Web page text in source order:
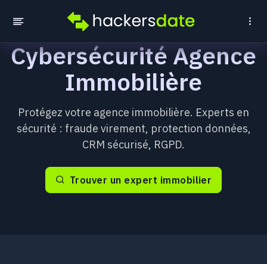
Cybersécurité Agence
Immobilière
Protégez votre agence immobilière. Experts en
sécurité : fraude virement, protection données,
CRM sécurisé, RGPD.
Trouver un expert immobilier